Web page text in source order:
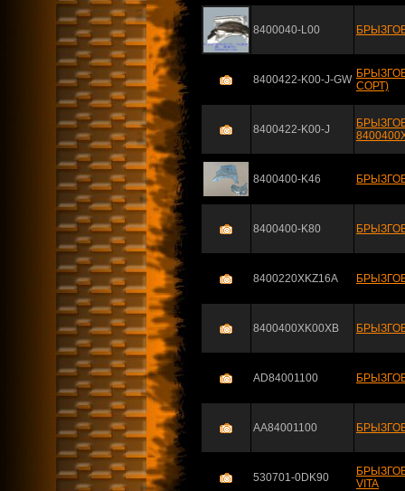
8400040-L00
8400422-K00-J-GW СОРТ)
8400422-K00-J
8400400-K46
8400400-K80
8400220XKZ16A
8400400XK00XB
AD84001100
AA84001100
530701-0DK90
VITA